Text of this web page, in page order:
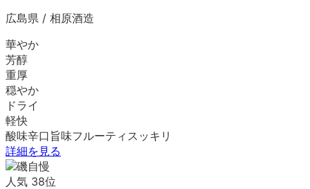
広島県 / 相原酒造
華やか
芳醇
重厚
穏やか
ドライ
軽快
酸味辛口 旨味フルーティ スッキリ
詳細を見る
人気 38位